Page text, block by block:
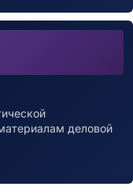
деловой